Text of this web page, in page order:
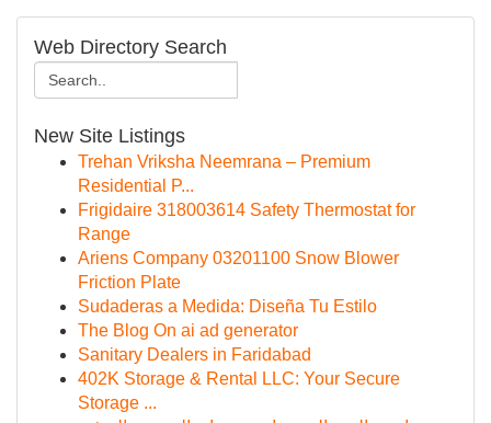
Web Directory Search
New Site Listings
Trehan Vriksha Neemrana – Premium
Residential P...
Frigidaire 318003614 Safety Thermostat for
Range
Ariens Company 03201100 Snow Blower
Friction Plate
Sudaderas a Medida: Diseña Tu Estilo
The Blog On ai ad generator
Sanitary Dealers in Faridabad
402K Storage & Rental LLC: Your Secure
Storage ...